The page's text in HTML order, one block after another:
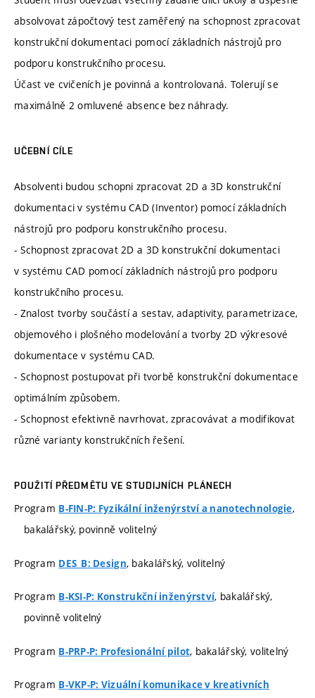
absolvovat zápočtový test zaměřený na schopnost zpracovat
konstrukční dokumentaci pomocí základních nástrojů pro
podporu konstrukčního procesu.
Účast ve cvičeních je povinná a kontrolovaná. Tolerují se
maximálně 2 omluvené absence bez náhrady.
UČEBNÍ CÍLE
Absolventi budou schopni zpracovat 2D a 3D konstrukční
dokumentaci v systému CAD (Inventor) pomocí základních
nástrojů pro podporu konstrukčního procesu.
- Schopnost zpracovat 2D a 3D konstrukční dokumentaci
v systému CAD pomocí základních nástrojů pro podporu
konstrukčního procesu.
- Znalost tvorby součástí a sestav, adaptivity, parametrizace,
objemového i plošného modelování a tvorby 2D výkresové
dokumentace v systému CAD.
- Schopnost postupovat při tvorbě konstrukční dokumentace
optimálním způsobem.
- Schopnost efektivně navrhovat, zpracovávat a modifikovat
různé varianty konstrukčních řešení.
POUŽITÍ PŘEDMĚTU VE STUDIJNÍCH PLÁNECH
Program B-FIN-P: Fyzikální inženýrství a nanotechnologie,
bakalářský, povinně volitelný
Program DES_B: Design, bakalářský, volitelný
Program B-KSI-P: Konstrukční inženýrství, bakalářský,
povinně volitelný
Program B-PRP-P: Profesionální pilot, bakalářský, volitelný
Program B-VKP-P: Vizuální komunikace v kreativních